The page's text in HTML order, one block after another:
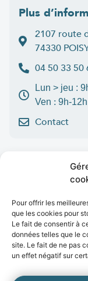
Pour offrir les
que les cookies pour
Le fait de consentir à
données telles que le
site. Le fait de ne pas
un effet négatif sur
Plus
2107 route
74330
04 50 33 50
Lun > jeu :
Ven : 9h-
Contact
Marchés publics
fibre.syane.fr
© 2026 Syane
Mentions légales